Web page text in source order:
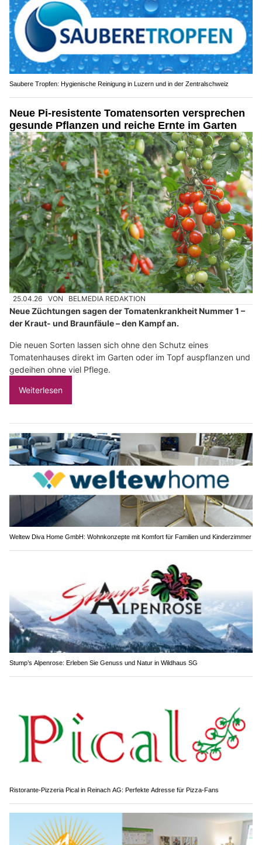
Saubere Tropfen: Hygienische Reinigung in Luzern und in der Zentralschweiz
Neue Pi-resistente Tomatensorten versprechen
gesunde Pflanzen und reiche Ernte im Garten
25.04.26 VON BELMEDIA REDAKTION
Neue Züchtungen sagen der Tomatenkrankheit Nummer 1 –
der Kraut- und Braunfäule – den Kampf an.
Die neuen Sorten lassen sich ohne den Schutz eines
Tomatenhauses direkt im Garten oder im Topf auspflanzen und
gedeihen ohne viel Pflege.
Weiterlesen
Weltew Diva Home GmbH: Wohnkonzepte mit Komfort für Familien und Kinderzimmer
Stump’s Alpenrose: Erleben Sie Genuss und Natur in Wildhaus SG
Ristorante-Pizzeria Pical in Reinach AG: Perfekte Adresse für Pizza-Fans